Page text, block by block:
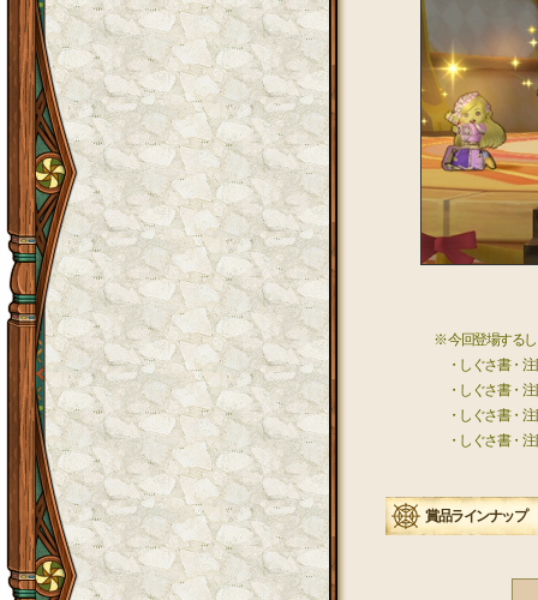
※ 今回登場する
・しぐさ書・
・しぐさ書・
・しぐさ書・
・しぐさ書・
賞品ラインナップ